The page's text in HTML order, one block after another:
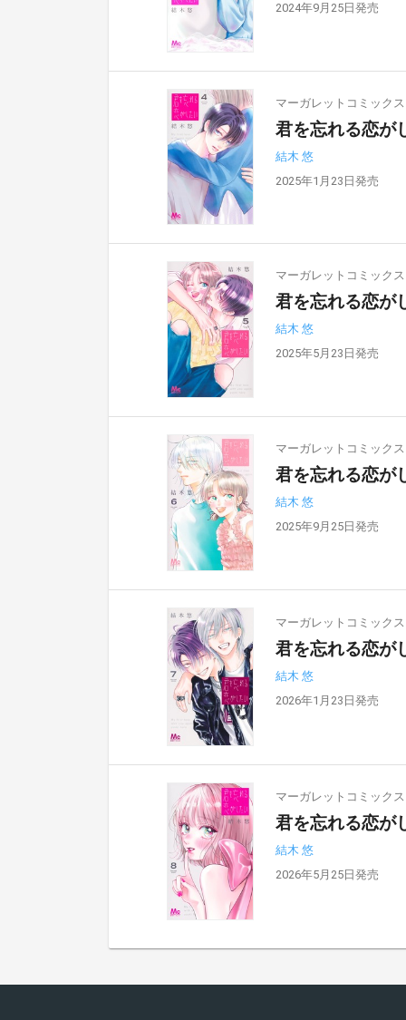
2024年9月25日発売
マーガレットコミックス
君を忘れる恋が
結木 悠
2025年1月23日発売
マーガレットコミックス
君を忘れる恋が
結木 悠
2025年5月23日発売
マーガレットコミックス
君を忘れる恋が
結木 悠
2025年9月25日発売
マーガレットコミックス
君を忘れる恋が
結木 悠
2026年1月23日発売
マーガレットコミックス
君を忘れる恋が
結木 悠
2026年5月25日発売